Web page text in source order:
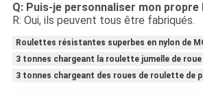
Q: Puis-je personnaliser mon
R: Oui, ils peuvent tous être fabriqués.
Roulettes résistantes superbes en nylon de
3 tonnes chargeant la roulette jumelle de roue
3 tonnes chargeant des roues de roulette de